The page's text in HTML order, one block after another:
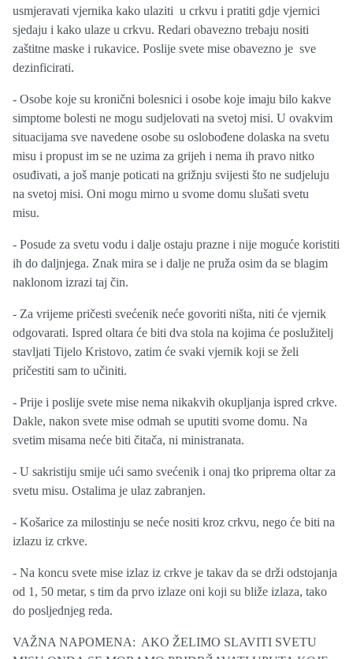
usmjeravati vjernika kako ulaziti u crkvu i pratiti gdje vjernici
sjedaju i kako ulaze u crkvu. Redari obavezno trebaju nositi
zaštitne maske i rukavice. Poslije svete mise obavezno je sve
dezinficirati.
- Osobe koje su kronični bolesnici i osobe koje imaju bilo kakve
simptome bolesti ne mogu sudjelovati na svetoj misi. U ovakvim
situacijama sve navedene osobe su oslobođene dolaska na svetu
misu i propust im se ne uzima za grijeh i nema ih pravo nitko
osuđivati, a još manje poticati na grižnju svijesti što ne sudjeluju
na svetoj misi. Oni mogu mirno u svome domu slušati svetu
misu.
- Posude za svetu vodu i dalje ostaju prazne i nije moguće koristiti
ih do daljnjega. Znak mira se i dalje ne pruža osim da se blagim
naklonom izrazi taj čin.
- Za vrijeme pričesti svećenik neće govoriti ništa, niti će vjernik
odgovarati. Ispred oltara će biti dva stola na kojima će poslužitelj
stavljati Tijelo Kristovo, zatim će svaki vjernik koji se želi
pričestiti sam to učiniti.
- Prije i poslije svete mise nema nikakvih okupljanja ispred crkve.
Dakle, nakon svete mise odmah se uputiti svome domu. Na
svetim misama neće biti čitača, ni ministranata.
- U sakristiju smije ući samo svećenik i onaj tko priprema oltar za
svetu misu. Ostalima je ulaz zabranjen.
- Košarice za milostinju se neće nositi kroz crkvu, nego će biti na
izlazu iz crkve.
- Na koncu svete mise izlaz iz crkve je takav da se drži odstojanja
od 1, 50 metar, s tim da prvo izlaze oni koji su bliže izlaza, tako
do posljednjeg reda.
VAŽNA NAPOMENA: AKO ŽELIMO SLAVITI SVETU